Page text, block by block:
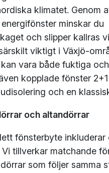
klimatet. Genom
minskar du
och slipper kallras
viktigt i Växjö-
vara både fuktiga
kopplade fönster
och en
och altandörrar
fönsterbyte inkluderar
Vi tillverkar matchande
som följer samma